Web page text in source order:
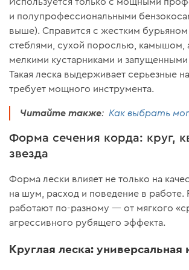
и полупрофессиональными
выше). Справится с жестким
стеблями, сухой порослью, камышом,
мелкими кустарниками и запущенными
Такая леска выдерживает серьезные
требует мощного инструмента.
Читайте также: Как выбрать
Форма сечения корда: круг,
звезда
Форма лески влияет не только на
на шум, расход и поведение в работе.
работают по-разному — от мягкого
агрессивного рубящего эффекта.
Круглая леска: универсальная